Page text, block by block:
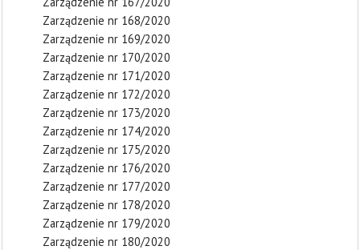
Zarządzenie nr 168/2020
Zarządzenie nr 169/2020
Zarządzenie nr 170/2020
Zarządzenie nr 171/2020
Zarządzenie nr 172/2020
Zarządzenie nr 173/2020
Zarządzenie nr 174/2020
Zarządzenie nr 175/2020
Zarządzenie nr 176/2020
Zarządzenie nr 177/2020
Zarządzenie nr 178/2020
Zarządzenie nr 179/2020
Zarządzenie nr 180/2020